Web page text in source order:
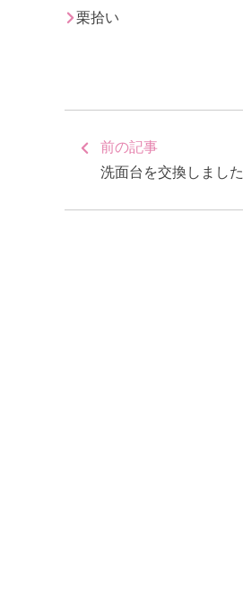
栗拾い
前の記事
洗面台を交換しました